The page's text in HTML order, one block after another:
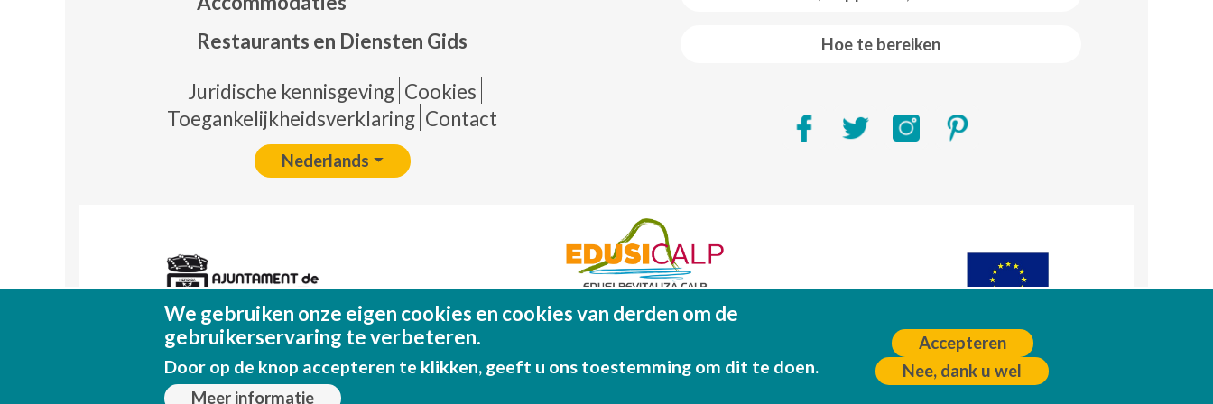
Hoe te bereiken
Restaurants en Diensten Gids
Pie de página
Juridische kennisgeving Cookies
Toegankelijkheidsverklaring Contact
Nederlands
Fondo Europeo de Desarrollo Regional (FEDER)
We gebruiken onze eigen cookies en cookies van derden om de
gebruikerservaring te verbeteren.
Door op de knop accepteren te klikken, geeft u ons toestemming om dit te doen.
Meer informatie
Accepteren
Nee, dank u wel